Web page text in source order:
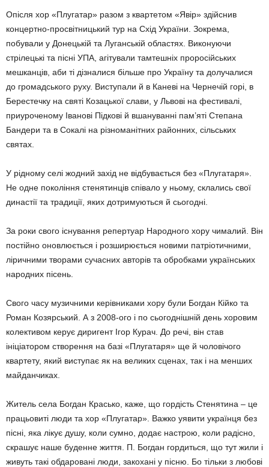
Опісля хор «Плугатар» разом з квартетом «Явір» здійснив
концертно-просвітницький тур на Схід України. Зокрема,
побували у Донецькій та Луганській областях. Викону­ючи
стрілецькі та пісні УПА, агітували там­тешніх проросійських
мешканців, аби ті дізналися більше про Україну та долучалися
до громадського руху. Виступали й в Каневі на Чернечій горі, в
Берестечку на святі Ко­зацької слави, у Львові на фестивалі,
приуроченому Іванові Підкові й вшануванні пам’яті Степана
Бандери та в Сокалі на різноманітних районних, сільських
святах.
У рідному селі жодний захід не відбува­ється без «Плугатаря».
Не одне покоління стенятинців співало у ньому, склались свої
династії та традиції, яких дотримуються й сьогодні.
За роки свого існування репертуар Hарод­ного хору чималий. Він
постійно оновлюється і розширюється новими патріотичними,
ліричними творами сучасних авторів та обробками українських
народних пісень.
Свого часу музичними керівниками хору були Богдан Кійко та
Роман Козярський. А з 2008-ого і по сьогоднішній день хоровим
колективом керує диригент Ігор Курач. До речі, він став
ініціатором створення на базі «Плугатаря» ще й чоловічого
квартету, який виступає як на великих сценах, так і на мен­ших
майданчиках.
Житель села Богдан Красько, каже, що гордість Стенятина – це
працьовиті люди та хор «Плугатар». Важко уявити українця без
пісні, яка лікує душу, коли сумно, додає настрою, коли радісно,
скрашує наше буден­не життя. П. Богдан гордиться, що тут жили і
живуть такі обдаровані люди, закохані у пісню. Бо тільки з любові